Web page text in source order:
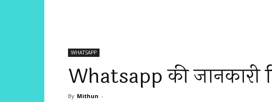
WHATSAPP
Whatsapp की जानकारी
By Mithun -